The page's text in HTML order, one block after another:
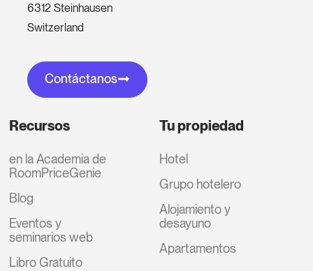
6312 Steinhausen
Switzerland
Contáctanos
Recursos
en la Academia de
RoomPriceGenie
Blog
Eventos y
seminarios web
Libro Gratuito
Tu propiedad
Hotel
Grupo hotelero
Alojamiento y
desayuno
Apartamentos